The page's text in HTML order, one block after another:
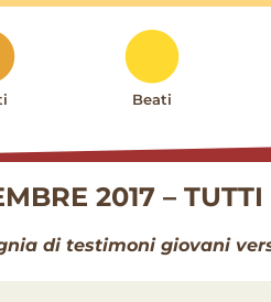
Beati
2017 –
di testimoni giovani